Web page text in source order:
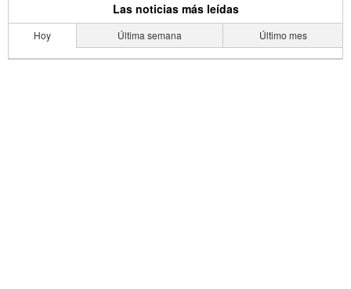
Las noticias más leídas
Hoy Última semana Último mes